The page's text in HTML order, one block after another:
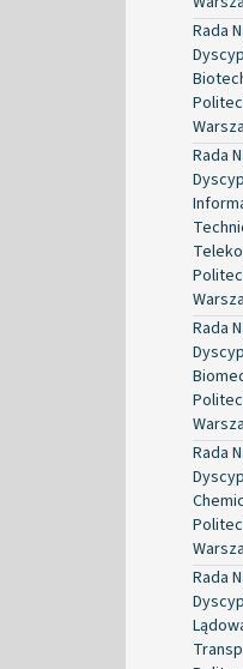
Rada
Rada
Rada
Rada
Rada